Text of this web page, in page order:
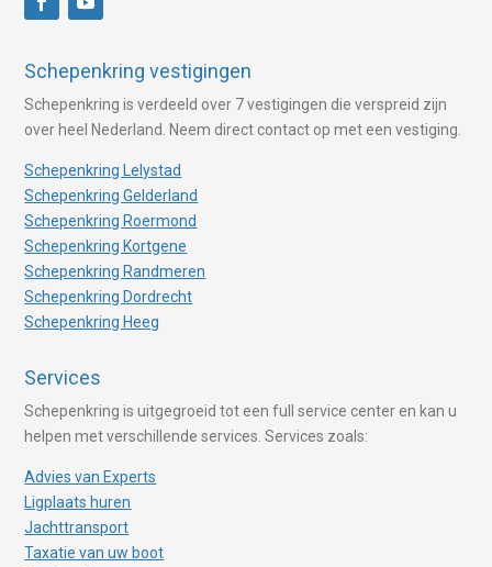
Schepenkring vestigingen
Schepenkring is verdeeld over 7 vestigingen die verspreid zijn
over heel Nederland. Neem direct contact op met een vestiging.
Schepenkring Lelystad
Schepenkring Gelderland
Schepenkring Roermond
Schepenkring Kortgene
Schepenkring Randmeren
Schepenkring Dordrecht
Schepenkring Heeg
Services
Schepenkring is uitgegroeid tot een full service center en kan u
helpen met verschillende services. Services zoals:
Advies van Experts
Ligplaats huren
Jachttransport
Taxatie van uw boot